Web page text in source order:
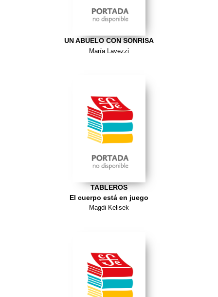
UN ABUELO CON SONRISA
María Lavezzi
TABLEROS
El cuerpo está en juego
Magdi Kelisek